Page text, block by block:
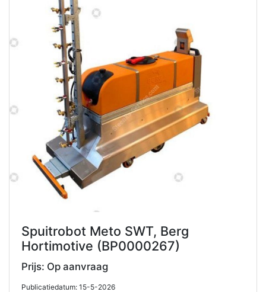
Spuitrobot Meto SWT, Berg
Hortimotive (BP0000267)
Prijs: Op aanvraag
Publicatiedatum: 15-5-2026